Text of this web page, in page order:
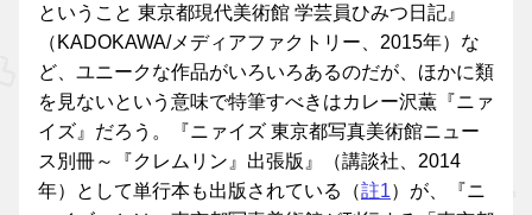
ということ 東京都現代美術館 学芸員ひみつ日記』
（KADOKAWA/メディアファクトリー、2015年）な
ど、ユニークな作品がいろいろあるのだが、ほかに類
を見ないという意味で特筆すべきはカレー沢薫『ニァ
イズ』だろう。『ニァイズ 東京都写真美術館ニュー
ス別冊～『クレムリン』出張版』（講談社、2014
年）として単行本も出版されている（註1）が、『ニ